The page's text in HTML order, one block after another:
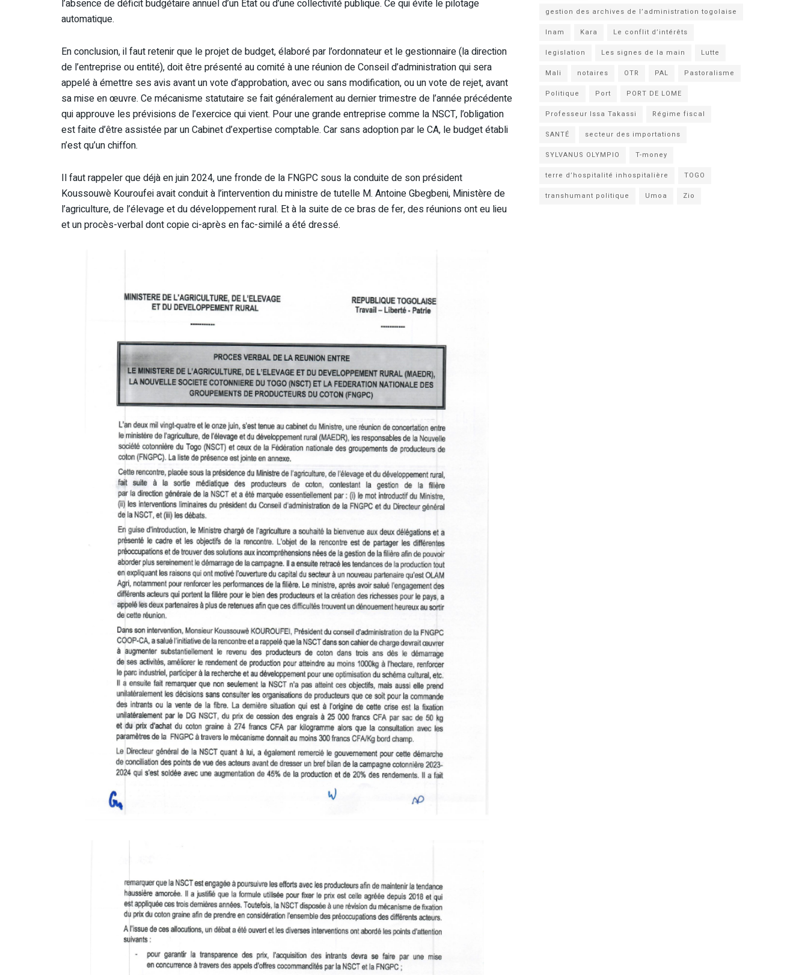
l’absence de déficit budgétaire annuel d’un État ou d’une collectivité publique. Ce qui évite le pilotage
automatique.
En conclusion, il faut retenir que le projet de budget, élaboré par l’ordonnateur et le gestionnaire (la direction
de l’entreprise ou entité), doit être présenté au comité à une réunion de Conseil d’administration qui sera
appelé à émettre ses avis avant un vote d’approbation, avec ou sans modification, ou un vote de rejet, avant
sa mise en œuvre. Ce mécanisme statutaire se fait généralement au dernier trimestre de l’année précédente
qui approuve les prévisions de l’exercice qui vient. Pour une grande entreprise comme la NSCT, l’obligation
est faite d’être assistée par un Cabinet d’expertise comptable. Car sans adoption par le CA, le budget établi
n’est qu’un chiffon.
Il faut rappeler que déjà en juin 2024, une fronde de la FNGPC sous la conduite de son président
Koussouwè Kouroufei avait conduit à l’intervention du ministre de tutelle M. Antoine Gbegbeni, Ministère de
l’agriculture, de l’élevage et du développement rural. Et à la suite de ce bras de fer, des réunions ont eu lieu
et un procès-verbal dont copie ci-après en fac-similé a été dressé.
gestion des archives de l’administration togolaise
Inam
Kara
Le conflit d’intérêts
legislation
Les signes de la main
Lutte
Mali
notaires OTR PAL
Pastoralisme
Politique
Port
PORT DE LOME
Professeur Issa Takassi
Régime fiscal
SANTÉ
secteur des importations
SYLVANUS OLYMPIO
T-money
terre d’hospitalité inhospitalière
TOGO
transhumant politique
Umoa Zio